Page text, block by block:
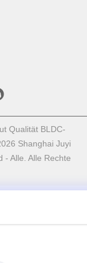
Qualität BLDC-
Shanghai Juyi
- Alle. Alle Rechte